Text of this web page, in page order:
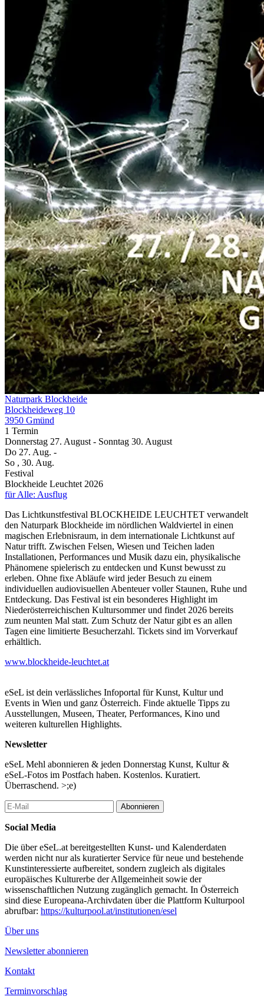
Naturpark Blockheide
Blockheideweg 10
3950 Gmünd
1 Termin
Donnerstag 27. August - Sonntag 30. August
Do 27. Aug. -
So , 30. Aug.
Festival
Blockheide Leuchtet 2026
für Alle: Ausflug
Das Lichtkunstfestival BLOCKHEIDE LEUCHTET verwandelt
den Naturpark Blockheide im nördlichen Waldviertel in einen
magischen Erlebnisraum, in dem internationale Lichtkunst auf
Natur trifft. Zwischen Felsen, Wiesen und Teichen laden
Installationen, Performances und Musik dazu ein, physikalische
Phänomene spielerisch zu entdecken und Kunst bewusst zu
erleben. Ohne fixe Abläufe wird jeder Besuch zu einem
individuellen audiovisuellen Abenteuer voller Staunen, Ruhe und
Entdeckung. Das Festival ist ein besonderes Highlight im
Niederösterreichischen Kultursommer und findet 2026 bereits
zum neunten Mal statt. Zum Schutz der Natur gibt es an allen
Tagen eine limitierte Besucherzahl. Tickets sind im Vorverkauf
erhältlich.
www.blockheide-leuchtet.at
eSeL ist dein verlässliches Infoportal für Kunst, Kultur und
Events in Wien und ganz Österreich. Finde aktuelle Tipps zu
Ausstellungen, Museen, Theater, Performances, Kino und
weiteren kulturellen Highlights.
Newsletter
eSeL Mehl abonnieren & jeden Donnerstag Kunst, Kultur &
eSeL-Fotos im Postfach haben. Kostenlos. Kuratiert.
Überraschend. >;e)
Abonnieren
Social Media
Die über eSeL.at bereitgestellten Kunst- und Kalenderdaten
werden nicht nur als kuratierter Service für neue und bestehende
Kunstinteressierte aufbereitet, sondern zugleich als digitales
europäisches Kulturerbe der Allgemeinheit sowie der
wissenschaftlichen Nutzung zugänglich gemacht. In Österreich
sind diese Europeana-Archivdaten über die Plattform Kulturpool
abrufbar: https://kulturpool.at/institutionen/esel
Über uns
Newsletter abonnieren
Kontakt
Terminvorschlag